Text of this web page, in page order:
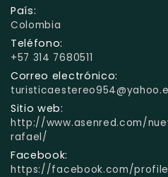
País:
Colombia
Teléfono:
+57 314 7680511
Correo electrónico:
Sitio web:
http://www.asenred.com/
rafael/
Facebook:
https://facebook.com/